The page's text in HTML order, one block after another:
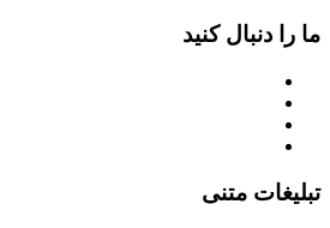
ما را دنبال کنید
تبلیغات متنی